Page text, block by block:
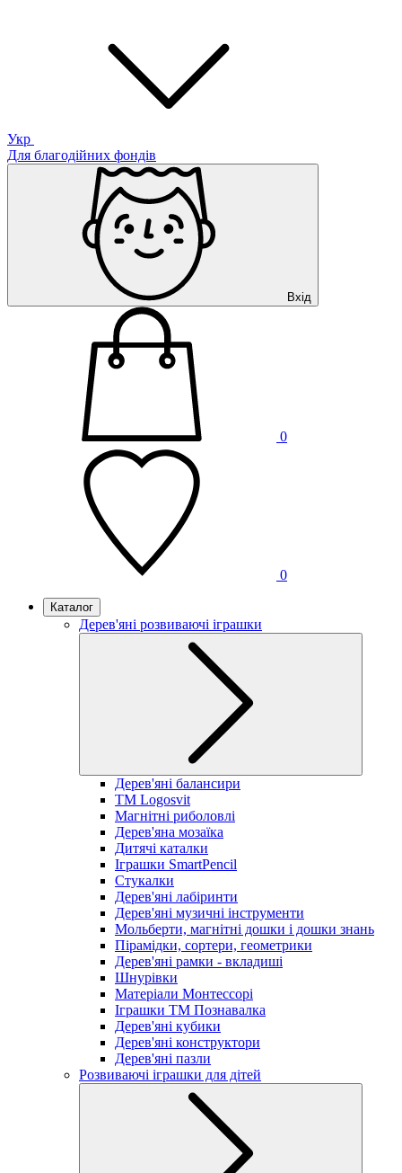
Укр
Для благодійних фондів
Вхід
0
0
Каталог
Дерев'яні розвиваючі іграшки
Дерев'яні балансири
TM Logosvit
Магнітні риболовлі
Дерев'яна мозаїка
Дитячі каталки
Іграшки SmartPencil
Стукалки
Дерев'яні лабіринти
Дерев'яні музичні інструменти
Мольберти, магнітні дошки і дошки знань
Пірамідки, сортери, геометрики
Дерев'яні рамки - вкладиші
Шнурівки
Матеріали Монтессорі
Іграшки ТМ Познавалка
Дерев'яні кубики
Дерев'яні конструктори
Дерев'яні пазли
Розвиваючі іграшки для дітей